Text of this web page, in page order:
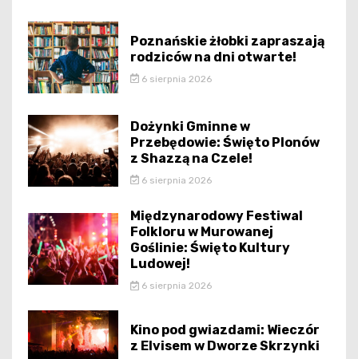
Poznańskie żłobki zapraszają
rodziców na dni otwarte!
6 sierpnia 2026
Dożynki Gminne w
Przebędowie: Święto Plonów
z Shazzą na Czele!
6 sierpnia 2026
Międzynarodowy Festiwal
Folkloru w Murowanej
Goślinie: Święto Kultury
Ludowej!
6 sierpnia 2026
Kino pod gwiazdami: Wieczór
z Elvisem w Dworze Skrzynki